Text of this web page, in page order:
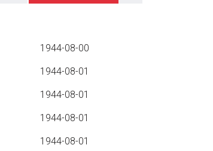
1944-08-00
1944-08-01
1944-08-01
1944-08-01
1944-08-01